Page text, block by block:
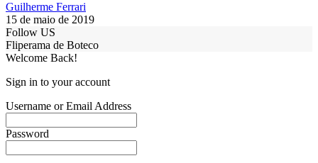
Guilherme Ferrari
15 de maio de 2019
Follow US
Fliperama de Boteco
Welcome Back!
Sign in to your account
Username or Email Address
Password